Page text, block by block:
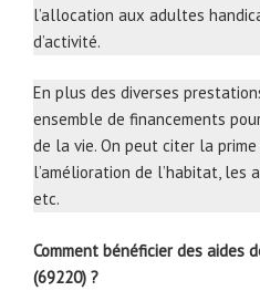
l’allocation aux adultes
d’activité.
En plus des diverses
ensemble de financements
de la vie. On peut citer la
l’amélioration de l’habitat, les
etc.
Comment bénéficier des aides
(69220) ?